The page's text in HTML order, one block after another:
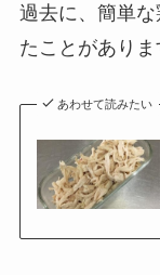
過去に、簡単
たことがありま
あわせて読みたい